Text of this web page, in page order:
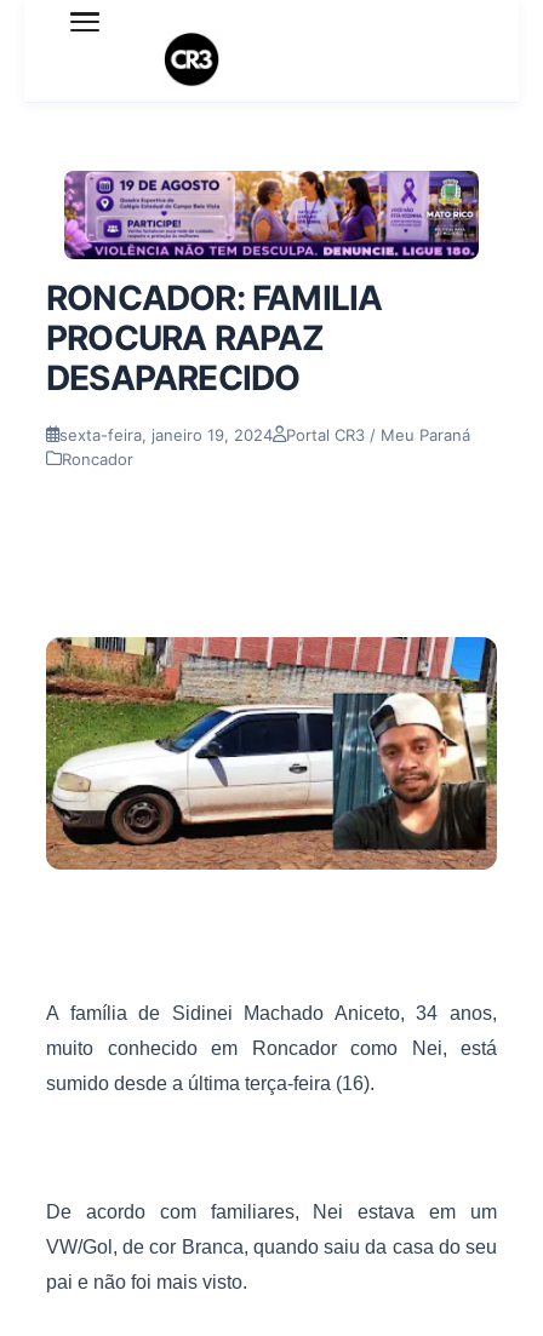
Expediente
Termo de Uso
Sobre o blog
RONCADOR: FAMILIA
PROCURA RAPAZ
DESAPARECIDO
sexta-feira, janeiro 19, 2024
Portal CR3 / Meu Paraná
Roncador
A família de Sidinei Machado Aniceto, 34 anos,
muito conhecido em Roncador como Nei, está
sumido desde a última terça-feira (16).
De acordo com familiares, Nei estava em um
VW/Gol, de cor Branca, quando saiu da casa do seu
pai e não foi mais visto.